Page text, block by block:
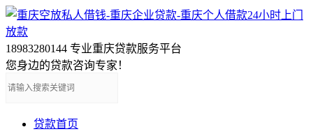
18983280144 专业重庆贷款服务平台
您身边的贷款咨询专家！
贷款首页